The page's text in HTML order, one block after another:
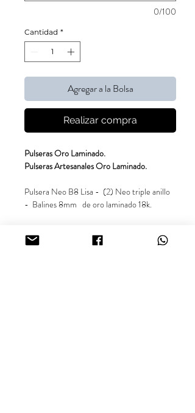
0/100
Cantidad *
Agregar a la Bolsa
Realizar compra
Pulseras Oro Laminado.
Pulseras Artesanales Oro Laminado.
Pulsera Neo B8 Lisa - (2) Neo triple anillo
- Balines 8mm de oro laminado 18k.